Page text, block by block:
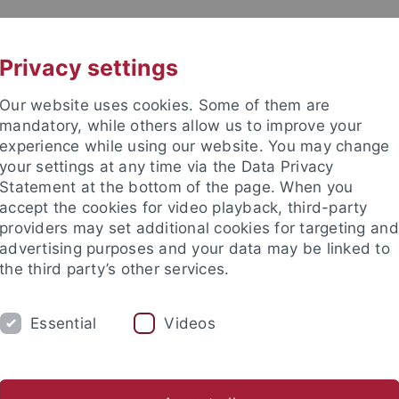
Ethik in den
Anfahrt Jahresrückblicke
Internationales Zentrum für Ethik in den
Privacy settings
Our website uses cookies. Some of them are
mandatory, while others allow us to improve your
experience while using our website. You may change
your settings at any time via the Data Privacy
Statement at the bottom of the page. When you
accept the cookies for video playback, third-party
providers may set additional cookies for targeting and
advertising purposes and your data may be linked to
the third party’s other services.
Essential Videos